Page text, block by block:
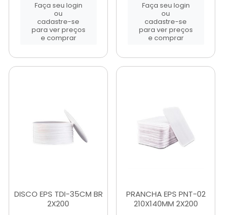
Faça seu login
ou
cadastre-se
para ver preços
e comprar
Faça seu login
ou
cadastre-se
para ver preços
e comprar
DISCO EPS TDI-35CM BR
2X200
PRANCHA EPS PNT-02
210X140MM 2X200